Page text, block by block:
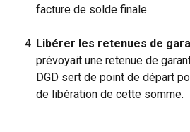
facture de solde finale.
Libérer les retenues de
prévoyait une retenue de
DGD sert de point de départ
de libération de cette somme.